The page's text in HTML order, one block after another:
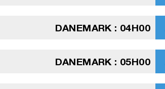
DANEMARK : 04H00
DANEMARK : 05H00